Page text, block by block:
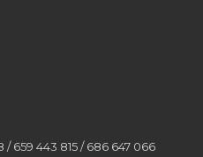
659 443 815 / 686 647 066